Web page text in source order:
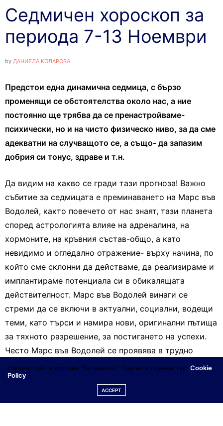
Седмичен хороскоп за
периода 7-13 Ноември
by ДАНИЕЛА КОЛАРОВА
Предстои една динамична седмица, с бързо
променящи се обстоятелства около нас, а ние
постоянно ще трябва да се пренастройваме-
психически, но и на чисто физическо ниво, за да сме
адекватни на случващото се, а също- да запазим
добрия си тонус, здраве и т.н.
Да видим на какво се гради тази прогноза! Важно
събитие за седмицата е преминаването на Марс във
Водолей, както повечето от нас знаят, тази планета
според астрологията влияе на адреналина, на
хормоните, на кръвния състав-общо, а като
невидимо и огледално отражение- върху начина, по
който сме склонни да действаме, да реализираме и
имплантираме потенциала си в обикалящата
действителност. Марс във Водолей винаги се
стреми да се включи в актуални, социални, водещи
теми, като търси и намира нови, оригинални пътища
за тяхното разрешение, за постигането на успехи.
Често Марс във Водолей се проявява в трудно
контролируеми и спонтанни реакции, вид
инициативи, които най- силно влияят на „младите по
дух”, на революционно настроени личности, на
интелектуалци…Не случайно, най-много спонтанни
Нашият сайт използва "бисквитки". Научете повече тук: Cookie
Policy
ACCEPT